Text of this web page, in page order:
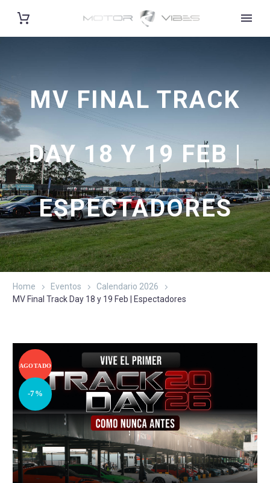
MV FINAL TRACK
DAY 18 Y 19 FEB |
ESPECTADORES
Home Eventos
Calendario 2026
MV Final Track Day 18 y 19 Feb | Espectadores
AGOTADO
-7%